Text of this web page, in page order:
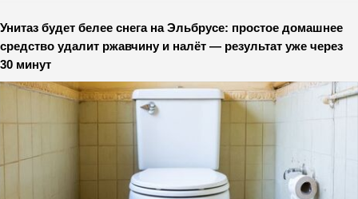
Унитаз будет белее снега на Эльбрусе: простое домашнее
средство удалит ржавчину и налёт — результат уже через
30 минут